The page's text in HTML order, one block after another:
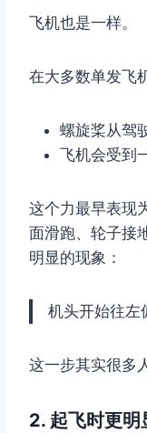
飞机也是一样。
在大多数单发飞
螺旋桨从驾
飞机会受到
这个力最早表现
面滑跑、轮子接
明显的现象：
机头开始往左
这一步其实很多
2. 起飞时更